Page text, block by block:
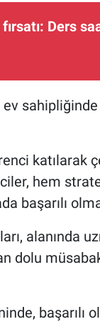
Ders
katılarak
hem
başarılı
alanında
dolu
başarılı